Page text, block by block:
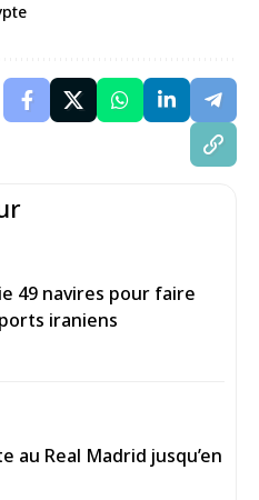
49 navires pour faire
iraniens
au Real Madrid jusqu’en